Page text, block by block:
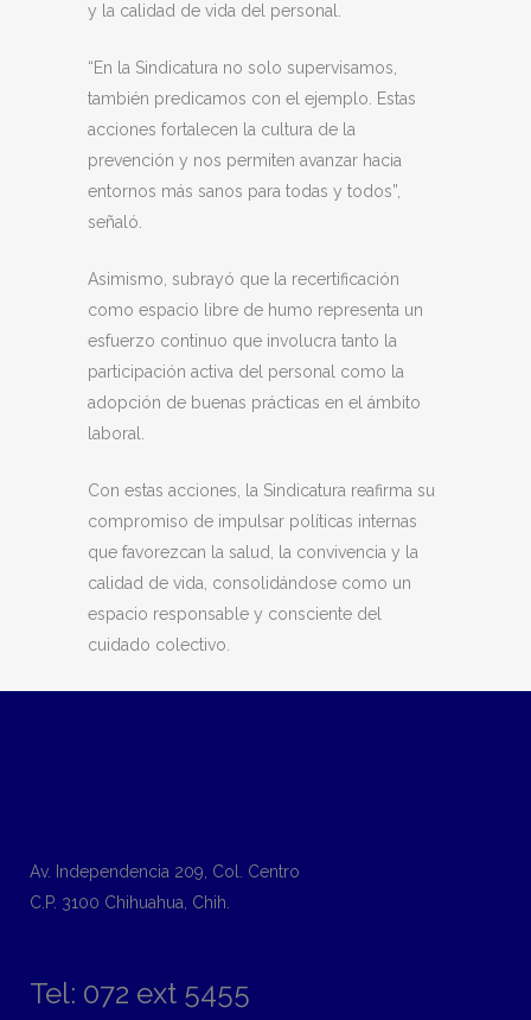
y la calidad de vida del personal.
“En la Sindicatura no solo supervisamos,
también predicamos con el ejemplo. Estas
acciones fortalecen la cultura de la
prevención y nos permiten avanzar hacia
entornos más sanos para todas y todos”,
señaló.
Asimismo, subrayó que la recertificación
como espacio libre de humo representa un
esfuerzo continuo que involucra tanto la
participación activa del personal como la
adopción de buenas prácticas en el ámbito
laboral.
Con estas acciones, la Sindicatura reafirma su
compromiso de impulsar políticas internas
que favorezcan la salud, la convivencia y la
calidad de vida, consolidándose como un
espacio responsable y consciente del
cuidado colectivo.
Av. Independencia 209, Col. Centro
C.P. 3100 Chihuahua, Chih.
Tel: 072 ext 5455